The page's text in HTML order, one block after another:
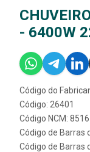
- 6400W
Código do
Código: 26401
Código NCM:
Código de Barras
Código de Barras